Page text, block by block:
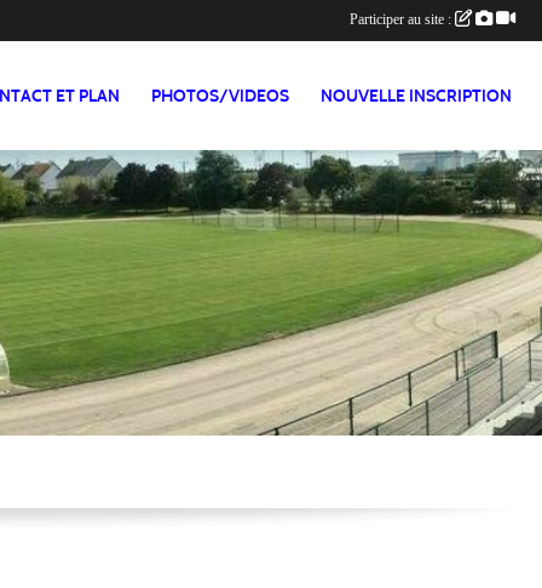
ET PLAN PHOTOS/VIDEOS NOUVELLE INSCRIPTION
Participer au site :